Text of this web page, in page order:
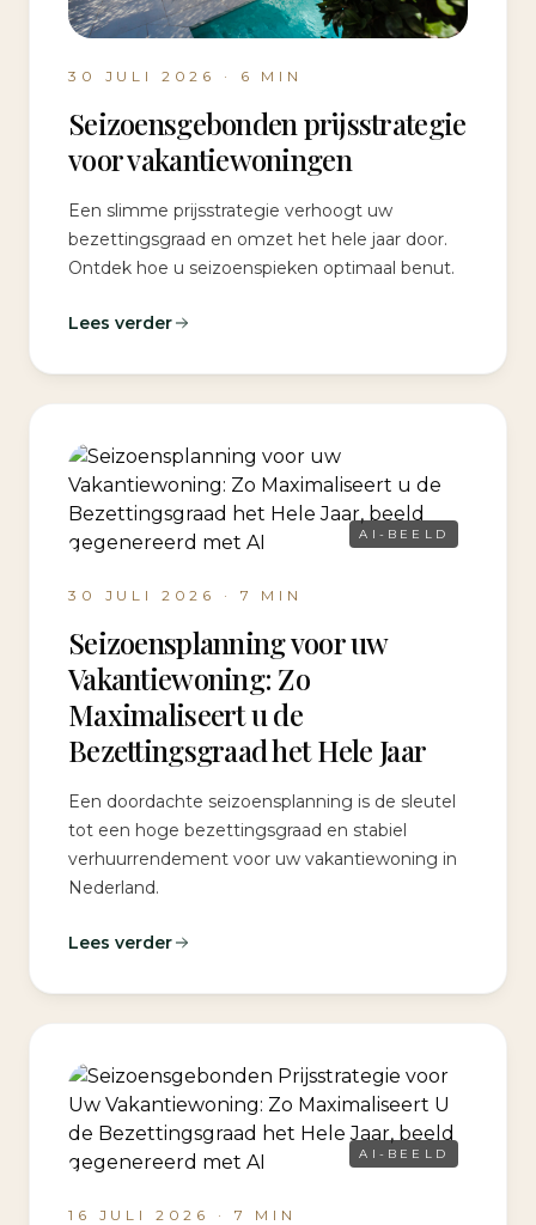
30 JULI 2026 · 6 MIN
Seizoensgebonden prijsstrategie
voor vakantiewoningen
Een slimme prijsstrategie verhoogt uw
bezettingsgraad en omzet het hele jaar door.
Ontdek hoe u seizoenspieken optimaal benut.
Lees verder
AI-BEELD
30 JULI 2026 · 7 MIN
Seizoensplanning voor uw
Vakantiewoning: Zo
Maximaliseert u de
Bezettingsgraad het Hele Jaar
Een doordachte seizoensplanning is de sleutel
tot een hoge bezettingsgraad en stabiel
verhuurrendement voor uw vakantiewoning in
Nederland.
Lees verder
AI-BEELD
16 JULI 2026 · 7 MIN